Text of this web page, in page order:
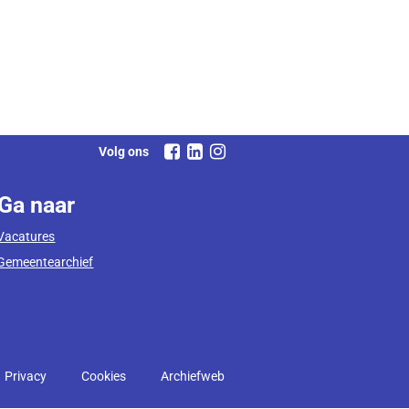
Volg ons
naar
Privacy Cookies Archiefweb